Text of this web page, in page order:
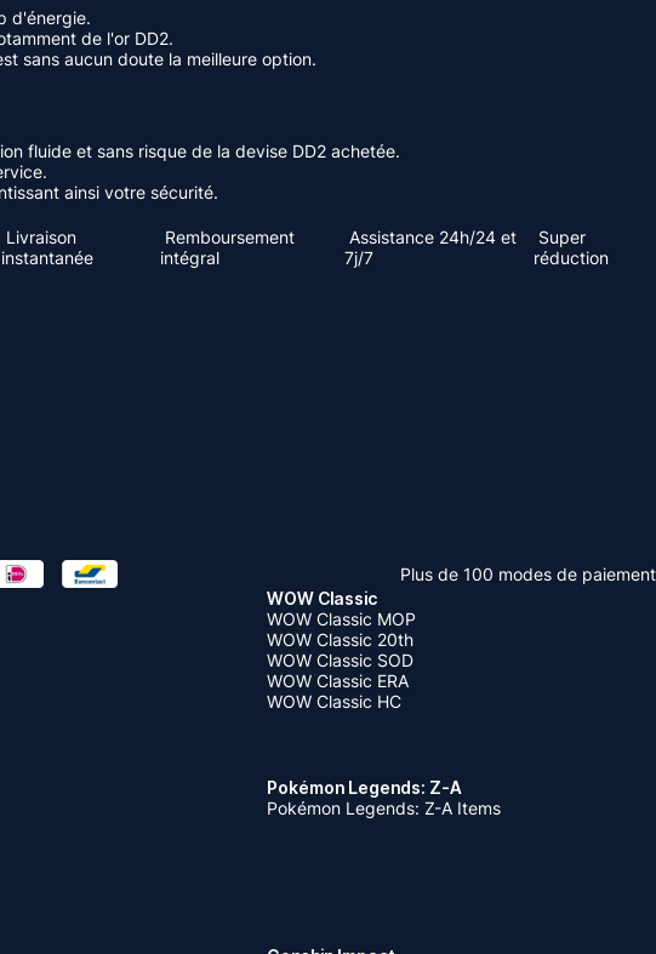
d'énergie.
de l'or DD2.
sans aucun doute la meilleure option.
fluide et sans risque de la devise DD2 achetée.
ainsi votre sécurité.
Livraison
instantanée
Remboursement
intégral
Assistance 24h/24 et
7j/7
Super
réduction
Plus de 100 modes de paiement
WOW Classic
WOW Classic MOP
WOW Classic 20th
WOW Classic SOD
WOW Classic ERA
WOW Classic HC
Pokémon Legends: Z-A
Pokémon Legends: Z-A Items